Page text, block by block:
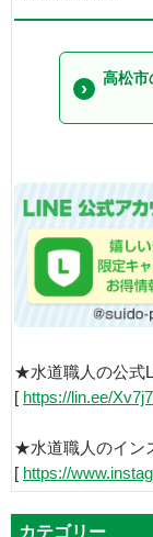
高松市
★水道職人の公式
[ https://lin.ee/
★水道職人のイン
[ https://
カテゴリー